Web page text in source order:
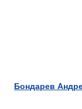
Бондарев